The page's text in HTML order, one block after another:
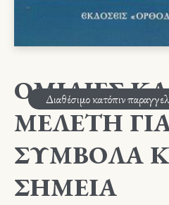
ΟΜΙΛΙΕΣ
ΜΕΛΕΤΗ
ΣΥΜΒΟΛΑ
ΣΗΜΕΙΑ
Διαθέσιμο κατόπιν